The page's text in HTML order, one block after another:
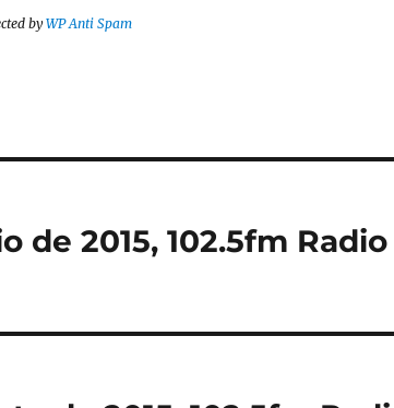
byWP Anti Spam
de 2015, 102.5fm Radio